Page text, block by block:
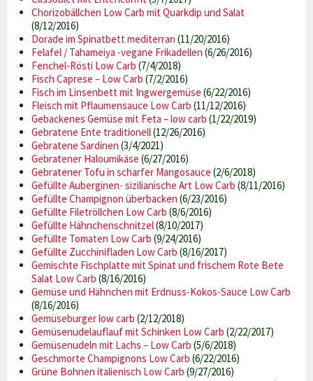
Chorizobällchen Low Carb mit Quarkdip und Salat
(8/12/2016)
Dorade im Spinatbett mediterran (11/20/2016)
Felafel / Tahameiya -vegane Frikadellen (6/26/2016)
Fenchel-Rösti Low Carb (7/4/2018)
Fisch Caprese – Low Carb (7/2/2016)
Fisch im Linsenbett mit Ingwergemüse (6/22/2016)
Fleisch mit Pflaumensauce Low Carb (11/12/2016)
Gebackenes Gemüse mit Feta – low carb (1/22/2019)
Gebratene Ente traditionell(12/26/2016)
Gebratene Sardinen (3/4/2021)
Gebratener Haloumikäse (6/27/2016)
Gebratener Tofu in scharfer Mangosauce (2/6/2018)
Gefüllte Auberginen- sizilianische Art Low Carb (8/11/2016)
Gefüllte Champignon überbacken (6/23/2016)
Gefüllte Filetröllchen Low Carb (8/6/2016)
Gefüllte Hähnchenschnitzel(8/10/2017)
Gefüllte Tomaten Low Carb (9/24/2016)
Gefüllte Zucchinifladen Low Carb (8/16/2017)
Gemischte Fischplatte mit Spinat und frischem Rote Bete
Salat Low Carb (8/16/2016)
Gemüse und Hähnchen mit Erdnuss-Kokos-Sauce Low Carb
(8/16/2016)
Gemüseburger low carb (2/12/2018)
Gemüsenudelauflauf mit Schinken Low Carb (2/22/2017)
Gemüsenudeln mit Lachs – Low Carb (5/6/2018)
Geschmorte Champignons Low Carb (6/22/2016)
Grüne Bohnen italienisch Low Carb (9/27/2016)